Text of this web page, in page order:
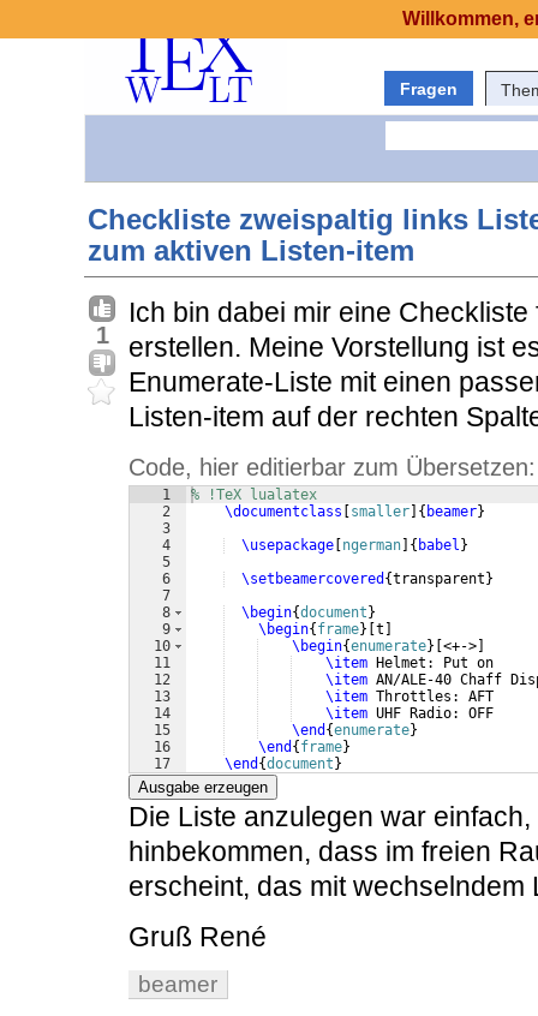
Fragen
Checkliste zweispaltig links
zum aktiven Listen-item
1
Ich bin dabei mir eine
erstellen. Meine Vorstellung ist
Enumerate-Liste mit einen
Listen-item auf der rechten
Code, hier editierbar zum Übersetzen:
1
2
3
4
5
6
7
8
9
10
11
12
13
14
15
16
17
% !TeX lualatex
\documentclass
smaller { beamer}
\usepackage ngerman { babel }
\setbeamercovered {transparent }
\begin{document }
\begin{ frame} t
\begin{enumerate} <+->
\item Helmet: Put on
\item AN/ALE-40 Chaff
\item Throttles: AFT
\item UHF Radio: OFF
\end {enumerate}
\end { frame}
\end {document }
Ausgabe erzeugen
Die Liste anzulegen war
hinbekommen, dass im freien
erscheint, das mit
Gruß René
beamer
Willkommen,